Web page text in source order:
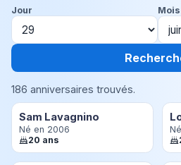
Jour Mois
186 anniversaires trouvés.
Sam Lavagnino
Né en 2006
20 ans